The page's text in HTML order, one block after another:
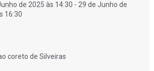
de 2025 às 14:30 - 29 de Junho de
16:30
coreto de Silveiras